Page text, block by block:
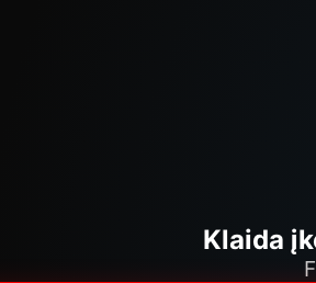
Klaida